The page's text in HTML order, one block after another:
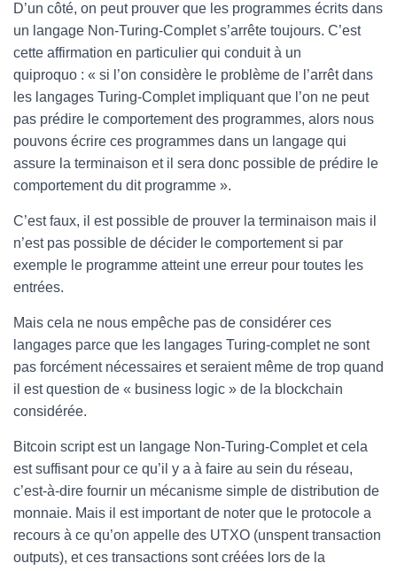
D’un côté, on peut prouver que les programmes écrits dans
un langage Non-Turing-Complet s’arrête toujours. C’est
cette affirmation en particulier qui conduit à un
quiproquo : « si l’on considère le problème de l’arrêt dans
les langages Turing-Complet impliquant que l’on ne peut
pas prédire le comportement des programmes, alors nous
pouvons écrire ces programmes dans un langage qui
assure la terminaison et il sera donc possible de prédire le
comportement du dit programme ».
C’est faux, il est possible de prouver la terminaison mais il
n’est pas possible de décider le comportement si par
exemple le programme atteint une erreur pour toutes les
entrées.
Mais cela ne nous empêche pas de considérer ces
langages parce que les langages Turing-complet ne sont
pas forcément nécessaires et seraient même de trop quand
il est question de « business logic » de la blockchain
considérée.
Bitcoin script est un langage Non-Turing-Complet et cela
est suffisant pour ce qu’il y a à faire au sein du réseau,
c’est-à-dire fournir un mécanisme simple de distribution de
monnaie. Mais il est important de noter que le protocole a
recours à ce qu’on appelle des UTXO (unspent transaction
outputs), et ces transactions sont créées lors de la